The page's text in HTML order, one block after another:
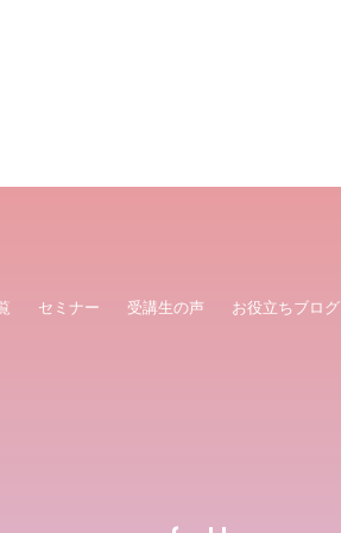
セミナー 受講生の声 お役立ちブログ